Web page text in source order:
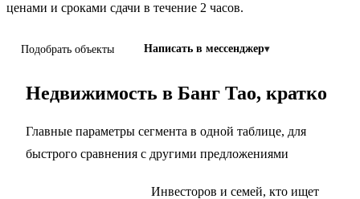
ценами и сроками сдачи в течение 2 часов.
Подобрать объекты Написать в мессенджер
Недвижимость в Банг Тао, кратко
Главные параметры сегмента в одной таблице, для
быстрого сравнения с другими предложениями
Инвесторов и семей, кто ищет